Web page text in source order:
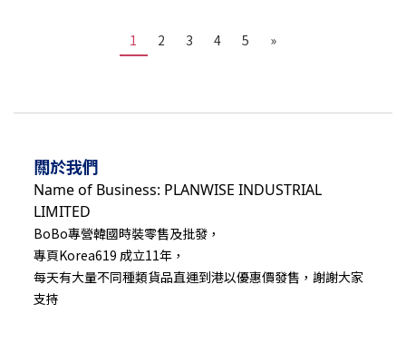
1 2 3 4 5 »
關於我們
Name of Business: PLANWISE INDUSTRIAL
LIMITED
BoBo專營韓國時裝零售及批發，
專頁Korea619 成立11年，
每天有大量不同種類貨品直運到港以優惠價發售，謝謝大家
支持